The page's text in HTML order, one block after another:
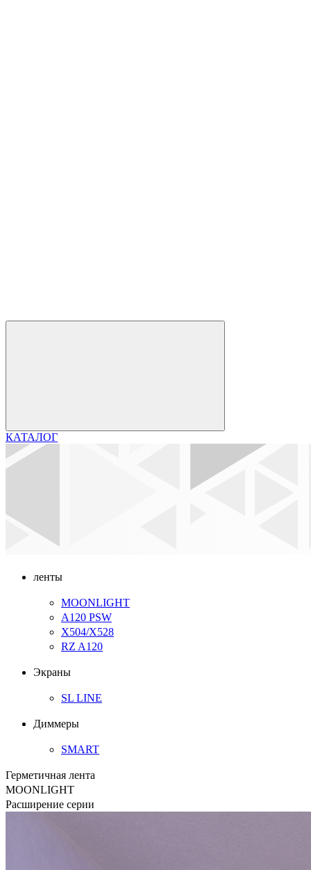
КАТАЛОГ
ленты
MOONLIGHT
A120 PSW
Х504/Х528
RZ A120
Экраны
SL LINE
Диммеры
SMART
Герметичная лента
MOONLIGHT
Расширение серии